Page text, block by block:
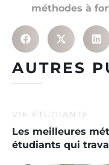
méthodes à
AUTRES
VIE ÉTUDIANTE
Les meilleures
étudiants qui